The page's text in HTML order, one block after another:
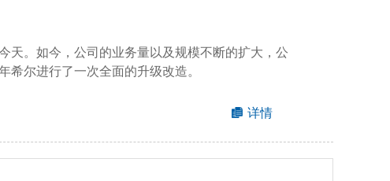
天。如今，公司的业务量以及规模不断的扩大，公
尔进行了一次全面的升级改造。
详情